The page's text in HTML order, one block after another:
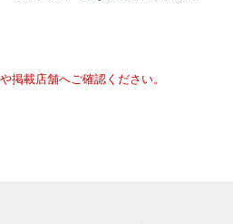
載店舗へご確認ください。